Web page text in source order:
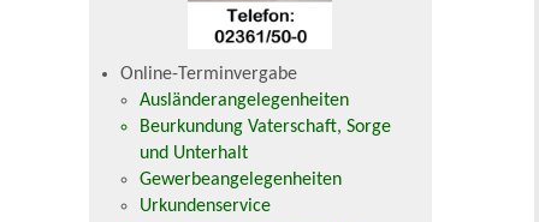
Online-Terminvergabe
Ausländerangelegenheiten
Beurkundung Vaterschaft, Sorge
und Unterhalt
Gewerbeangelegenheiten
Urkundenservice